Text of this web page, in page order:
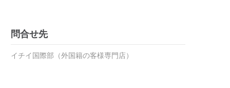
問合せ先
イチイ国際部（外国籍の客様専門店）